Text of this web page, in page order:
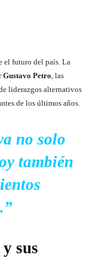
el futuro del país. La
Gustavo Petro, las
liderazgos alternativos
de los últimos años.
no solo
también
sus